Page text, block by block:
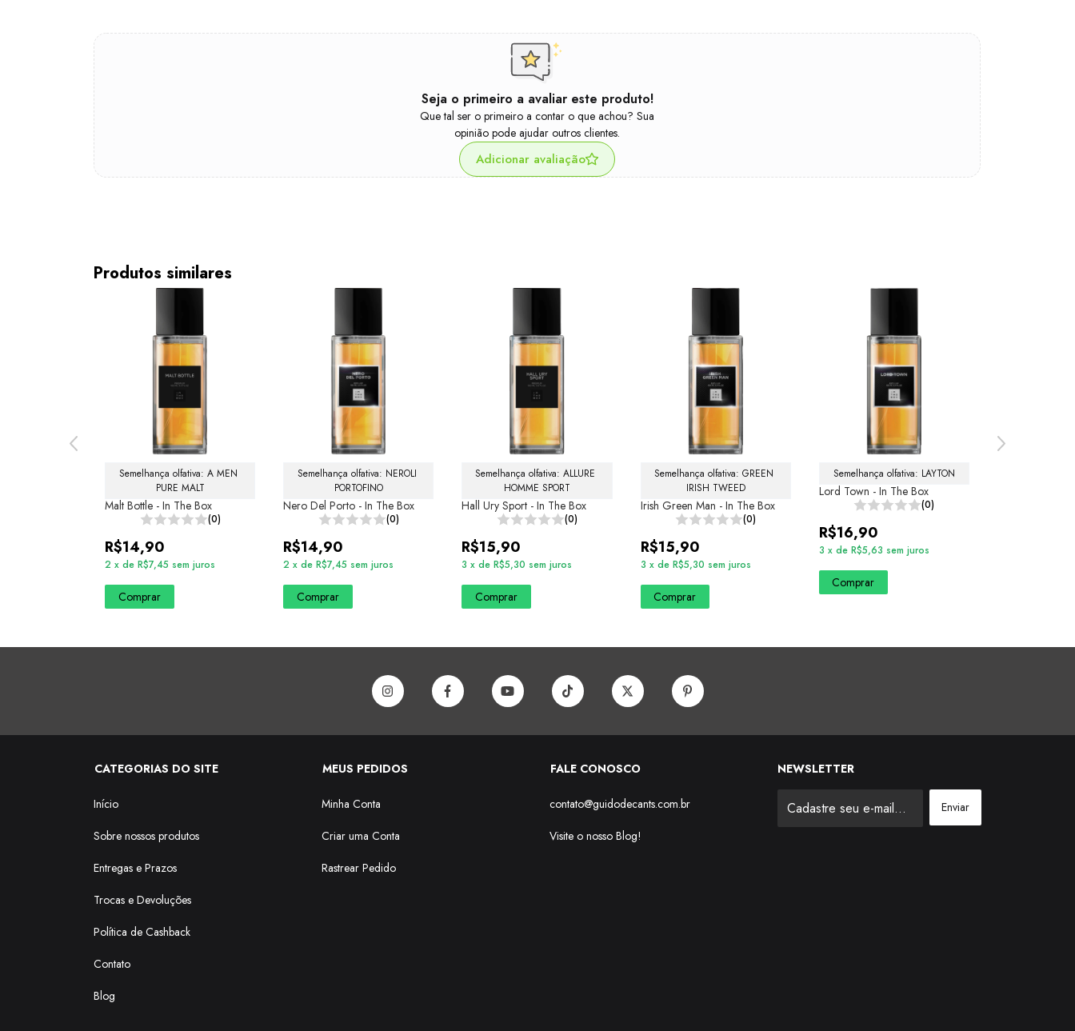
Seja o primeiro a avaliar este produto!
Que tal ser o primeiro a contar o que achou? Sua
opinião pode ajudar outros clientes.
Adicionar avaliação
Produtos similares
Semelhança olfativa: A MEN
PURE MALT
Malt Bottle - In The Box
(0)
R$14,90
2 x de R$7,45 sem juros
Comprar
Semelhança olfativa: NEROLI
PORTOFINO
Nero Del Porto - In The Box
(0)
R$14,90
2 xdeR$7,45 sem juros
Comprar
Semelhança olfativa: ALLURE
HOMME SPORT
Hall Ury Sport - In The Box
(0)
R$15,90
3 xdeR$5,30 sem juros
Comprar
Semelhança olfativa: GREEN
IRISH TWEED
Irish Green Man - In The Box
(0)
R$15,90
3 x de R$5,30 sem juros
Comprar
Semelhança olfativa: LAYTON
Lord Town - In The Box
(0)
R$16,90
3 x de R$5,63 sem juros
Comprar
CATEGORIAS DO SITE
Início
Sobre nossos produtos
Entregas e Prazos
Trocas e Devoluções
Política de Cashback
Contato
Blog
MEUS PEDIDOS
Minha Conta
Criar uma Conta
Rastrear Pedido
FALE CONOSCO
contato@guidodecants.com.br
Visite o nosso Blog!
NEWSLETTER